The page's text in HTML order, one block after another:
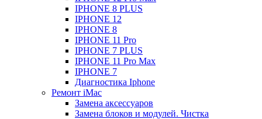
IPHONE 8 PLUS
IPHONE 12
IPHONE 8
IPHONE 11 Pro
IPHONE 7 PLUS
IPHONE 11 Pro Max
IPHONE 7
Диагностика Iphone
Ремонт iMac
Замена аксессуаров
Замена блоков и модулей. Чистка